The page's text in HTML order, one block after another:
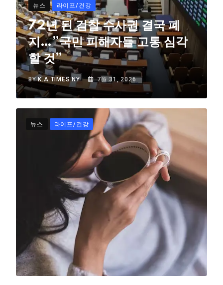
뉴스 라이프/건강
72년 된 검찰 수사권 결국 폐
지…”국민 피해자들 고통 심각
할 것”
BYK.A TIMES NY 7월 31, 2026
뉴스 라이프/건강